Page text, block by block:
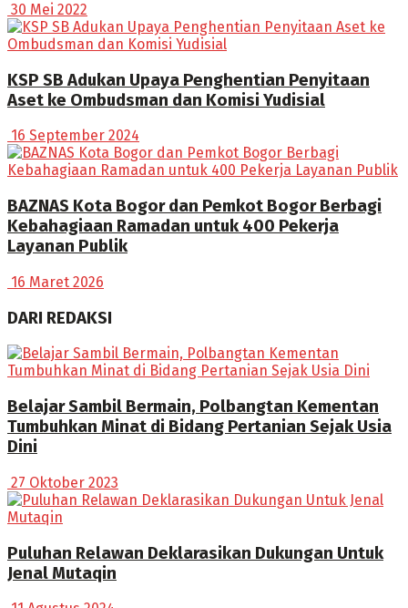
30 Mei 2022
KSP SB Adukan Upaya Penghentian Penyitaan
Aset ke Ombudsman dan Komisi Yudisial
16 September 2024
BAZNAS Kota Bogor dan Pemkot Bogor Berbagi
Kebahagiaan Ramadan untuk 400 Pekerja
Layanan Publik
16 Maret 2026
DARI REDAKSI
Belajar Sambil Bermain, Polbangtan Kementan
Tumbuhkan Minat di Bidang Pertanian Sejak Usia
Dini
27 Oktober 2023
Puluhan Relawan Deklarasikan Dukungan Untuk
Jenal Mutaqin